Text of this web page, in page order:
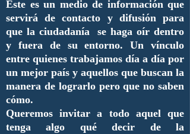
Este es un medio de información que
servirá de contacto y difusión para
que la ciudadanía se haga oír dentro
y fuera de su entorno. Un vínculo
entre quienes trabajamos día a día por
un mejor país y aquellos que buscan la
manera de lograrlo pero que no saben
cómo.
Queremos invitar a todo aquel que
tenga algo qué decir de la